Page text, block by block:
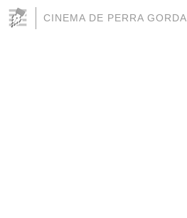
CINEMA DE PERRA GORDA